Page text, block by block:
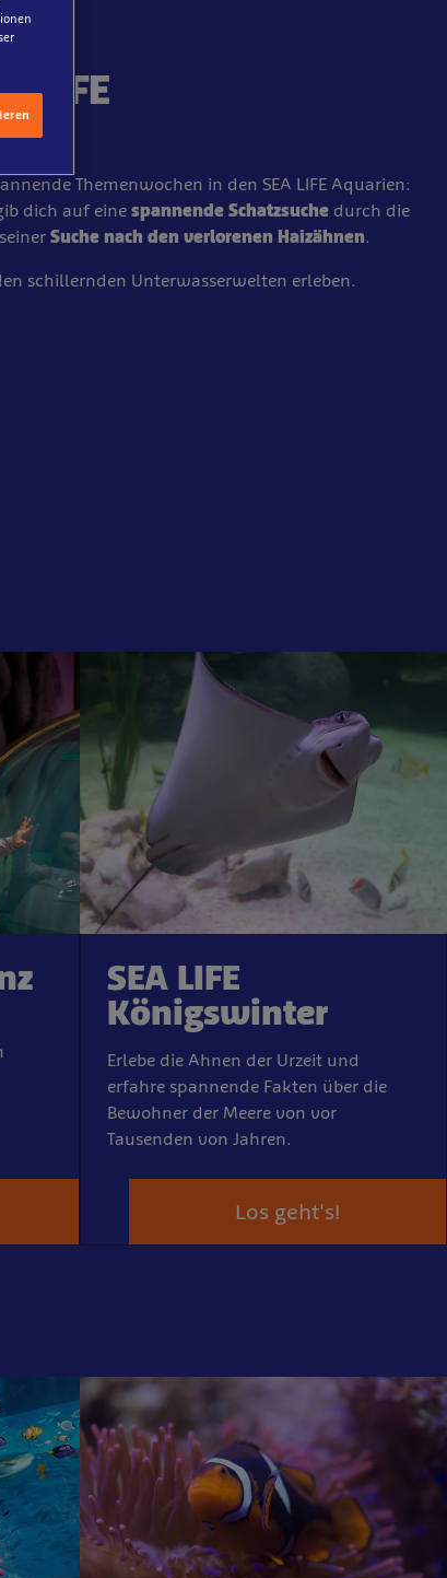
LIFE
Themenwochen in den SEA LIFE Aquarien:
dich auf eine spannende Schatzsuche durch die
Suche nach den verlorenen Haizähnen.
schillernden Unterwasserwelten erleben.
SEA LIFE
Königswinter
Erlebe die Ahnen der Urzeit und
erfahre spannende Fakten über die
Bewohner der Meere von vor
Tausenden von Jahren.
Los geht's!